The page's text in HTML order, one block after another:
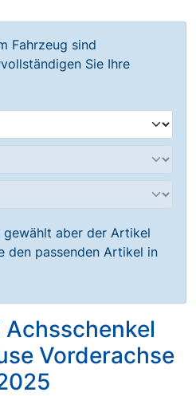
Fahrzeug sind
Sie Ihre
gewählt aber der Artikel
den passenden Artikel in
Achsschenkel
Vorderachse